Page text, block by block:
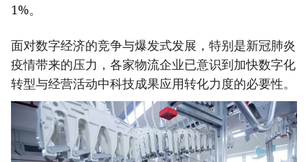
1%。
面对数字经济的竞争与爆发式发展，特别是新冠肺炎
疫情带来的压力，各家物流企业已意识到加快数字化
转型与经营活动中科技成果应用转化力度的必要性。